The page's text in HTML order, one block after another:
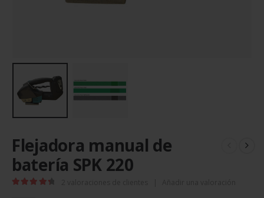
Flejadora manual de
batería SPK 220